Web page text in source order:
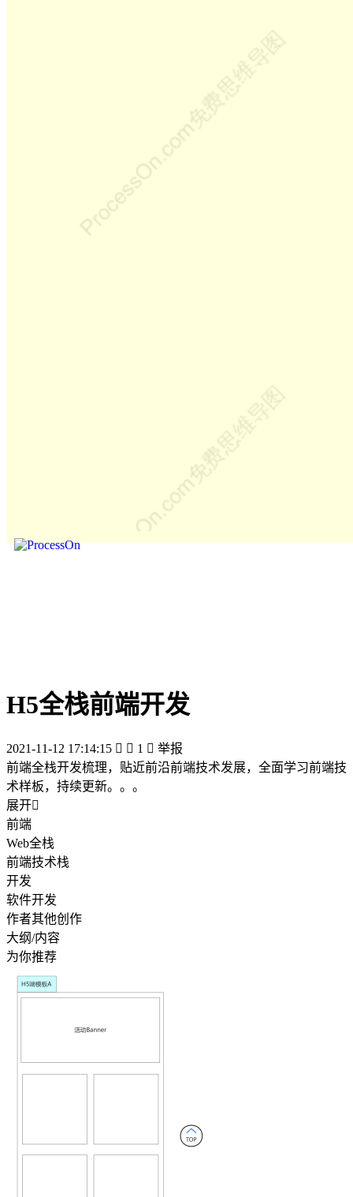
H5全栈前端开发
2021-11-12 17:14:15   1  举报
前端全栈开发梳理，贴近前沿前端技术发展，全面学习前端技
术样板，持续更新。。。
展开
前端
Web全栈
前端技术栈
开发
软件开发
作者其他创作
大纲/内容
为你推荐